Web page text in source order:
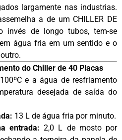
largamente nas industrias.
a de um CHILLER DE
invés de longo tubos, tem-se
água fria em um sentido e o
do Chiller de 40 Placas
e a água de resfriamento
desejada de saída do
13 L de água fria por minuto.
entrada: 2,0 L de mosto por